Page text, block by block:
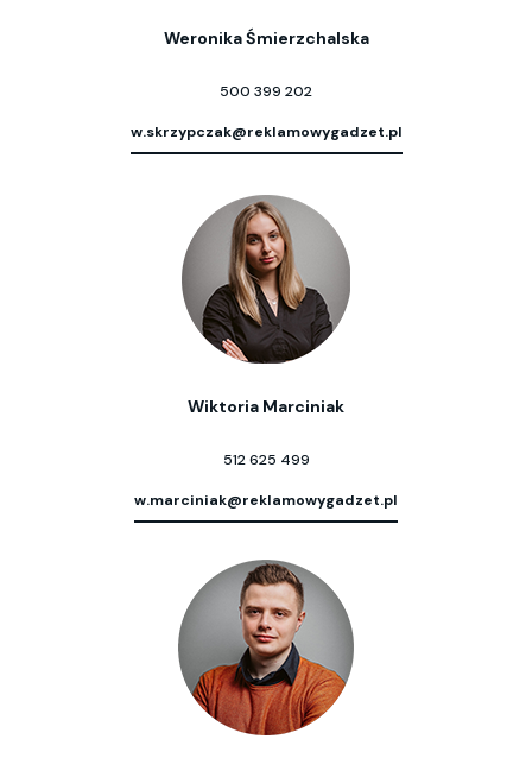
Weronika Śmierzchalska
500 399 202
w.skrzypczak@reklamowygadzet.pl
Wiktoria Marciniak
512 625 499
w.marciniak@reklamowygadzet.pl